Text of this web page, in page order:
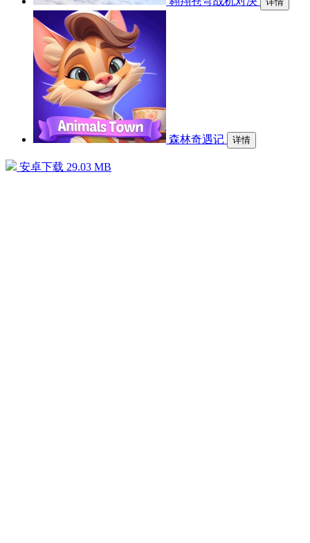
森林奇遇记 详情
安卓下载 29.03 MB